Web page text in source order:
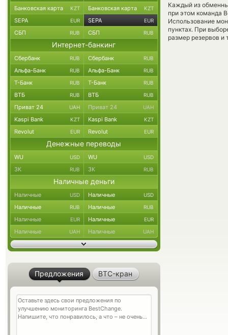
Каждый из
при этом команда
Использование
пунктах. При
размер резервов и
Банковская карта KZT Банковская карта KZT
SEPA EUR SEPA EUR
СБП RUB СБП RUB
Интернет-банкинг
Сбербанк RUB Сбербанк RUB
Альфа-Банк RUB Альфа-Банк RUB
Т-Банк RUB Т-Банк RUB
ВТБ RUB ВТБ RUB
Приват 24 UAH Приват 24 UAH
Kaspi Bank KZT Kaspi Bank KZT
Revolut EUR Revolut EUR
Денежные переводы
WU USD WU USD
ЗК RUB ЗК RUB
Наличные деньги
Наличные USD Наличные USD
Наличные RUB Наличные RUB
Наличные EUR Наличные EUR
Наличные UAH Наличные UAH
Предложения BTC-кран